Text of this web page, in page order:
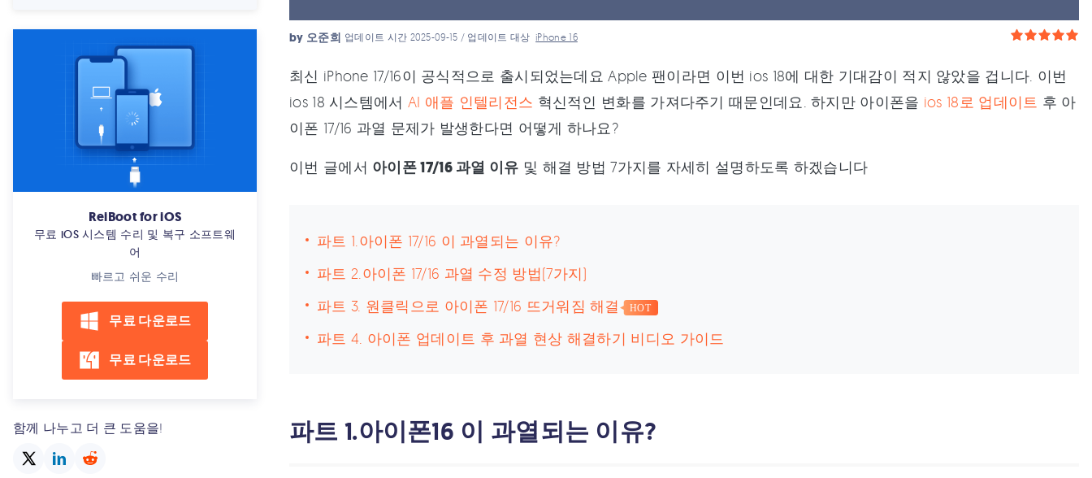
ReiBoot for iOS
무료 iOS 시스템 수리 및 복구 소프트웨
어
빠르고 쉬운 수리
무료 다운로드
무료 다운로드
함께 나누고 더 큰 도움을!
by 오준희 업데이트 시간 2025-09-15 / 업데이트 대상iPhone 16
최신 iPhone 17/16이 공식적으로 출시되었는데요 Apple 팬이라면 이번 ios 18에 대한 기대감이 적지 않았을 겁니다. 이번
ios 18 시스템에서 AI 애플 인텔리전스 혁신적인 변화를 가져다주기 때문인데요. 하지만 아이폰을 ios 18로 업데이트 후 아
이폰 17/16 과열 문제가 발생한다면 어떻게 하나요?
이번 글에서 아이폰 17/16 과열 이유 및 해결 방법 7가지를 자세히 설명하도록 하겠습니다
파트 1.아이폰 17/16 이 과열되는 이유?
파트 2.아이폰 17/16 과열 수정 방법(7가지)
파트 3. 원클릭으로 아이폰 17/16 뜨거워짐 해결
HOT
파트 4. 아이폰 업데이트 후 과열 현상 해결하기 비디오 가이드
파트 1.아이폰16 이 과열되는 이유?